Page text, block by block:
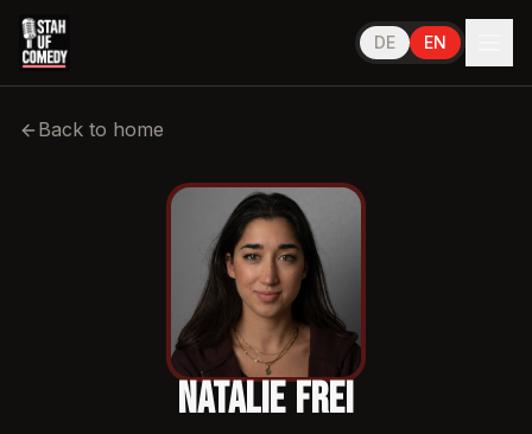
DE EN
Performs in Deutsch
Back to home
Natalie Frei